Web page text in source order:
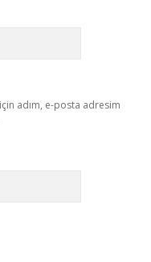
adım, e-posta adresim